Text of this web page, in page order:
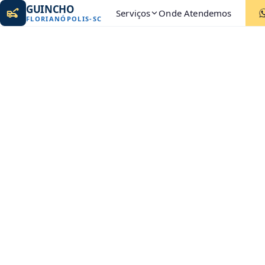
GUINCHO
FLORIANÓPOLIS-SC Serviços Onde Atendemos